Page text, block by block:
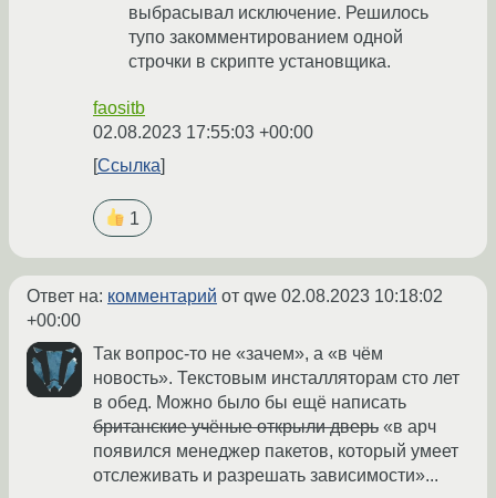
выбрасывал исключение. Решилось
тупо закомментированием одной
строчки в скрипте установщика.
faositb
02.08.2023 17:55:03 +00:00
Ссылка
1
Ответ на: комментарий от qwe 02.08.2023 10:18:02
+00:00
Так вопрос-то не «зачем», а «в чём
новость». Текстовым инсталляторам сто лет
в обед. Можно было бы ещё написать
британские учёные открыли дверь «в арч
появился менеджер пакетов, который умеет
отслеживать и разрешать зависимости»...